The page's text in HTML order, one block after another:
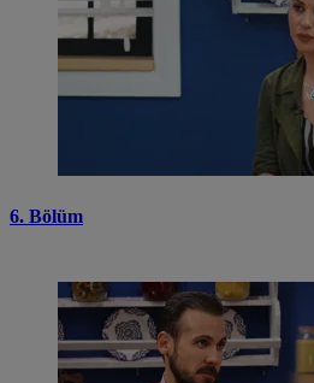
6. Bölüm